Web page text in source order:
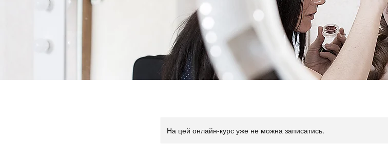
На цей онлайн-курс уже не можна записатись.